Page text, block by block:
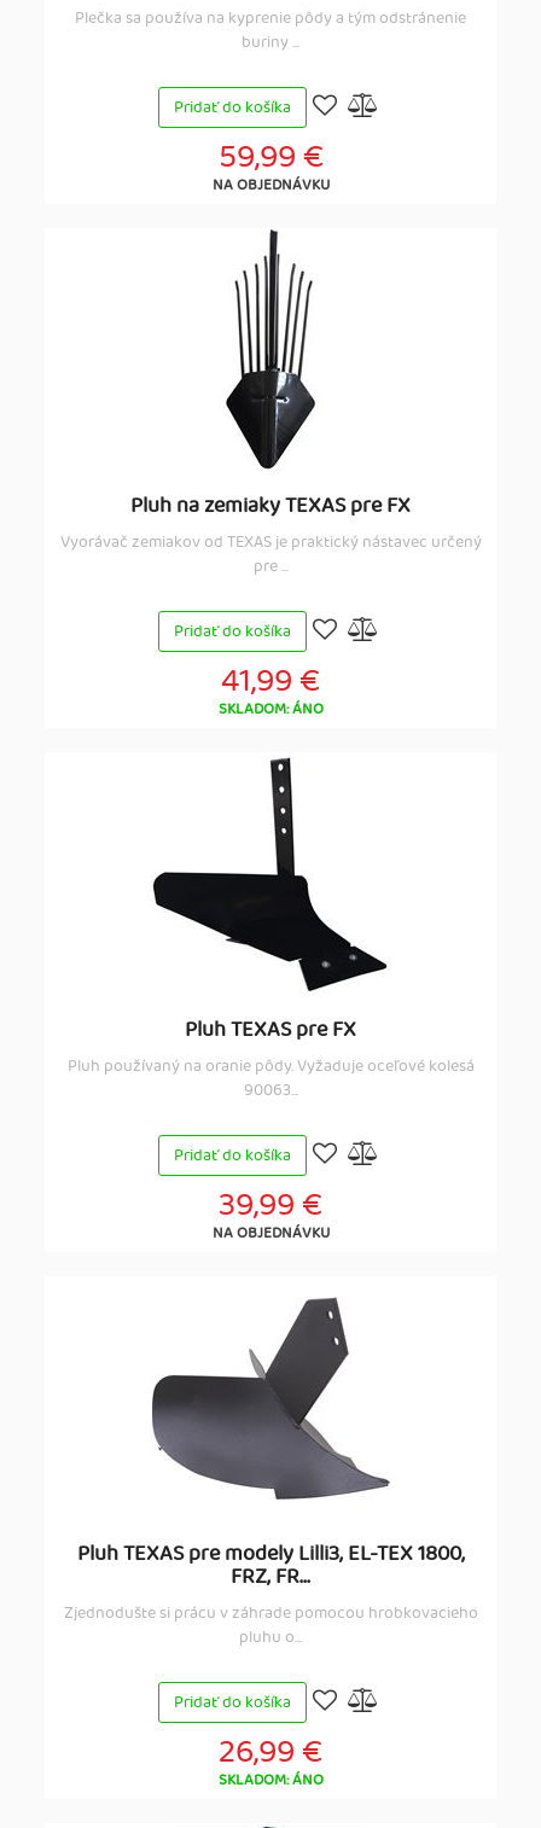
Plečka sa používa na kyprenie pôdy a tým odstránenie
buriny ...
Pridať do košíka
59,99 €
NA OBJEDNÁVKU
Pluh na zemiaky TEXAS pre FX
Vyorávač zemiakov od TEXAS je praktický nástavec určený
pre ...
Pridať do košíka
41,99 €
SKLADOM: ÁNO
Pluh TEXAS pre FX
Pluh používaný na oranie pôdy. Vyžaduje oceľové kolesá
90063...
Pridať do košíka
39,99 €
NA OBJEDNÁVKU
Pluh TEXAS pre modely Lilli3, EL-TEX 1800,
FRZ, FR...
Zjednodušte si prácu v záhrade pomocou hrobkovacieho
pluhu o...
Pridať do košíka
26,99 €
SKLADOM: ÁNO